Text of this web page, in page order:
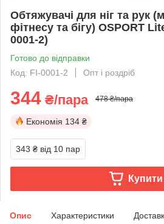
Обтяжувачі для ніг та рук
фітнесу та бігу) OSPORT
0001-2)
Готово до відправки
Код: FI-0001-2
Опт і роздріб
344 ₴/пара 478 ₴/пара
Економія 134 ₴
343 ₴ від 10 пар
Купити
Опис Характеристики